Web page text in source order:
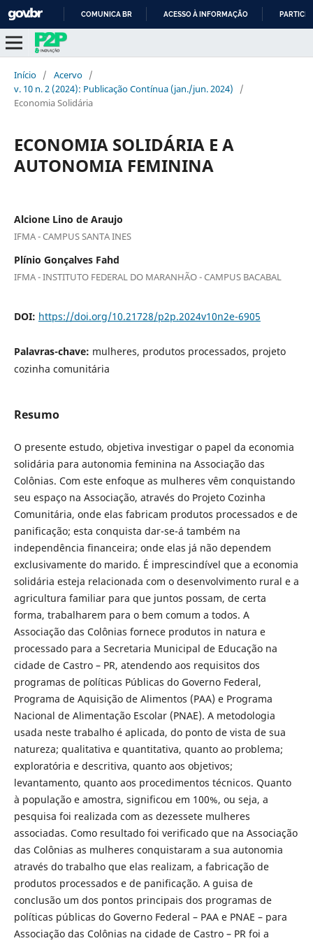
COMUNICA BR ACESSO À INFORMAÇÃO
Início / Acervo /
v. 10 n. 2 (2024): Publicação Contínua (jan./jun. 2024)
/
Economia Solidária
ECONOMIA SOLIDÁRIA E A
AUTONOMIA FEMININA
Alcione Lino de Araujo
IFMA - CAMPUS SANTA INES
Plínio Gonçalves Fahd
IFMA - INSTITUTO FEDERAL DO MARANHÃO - CAMPUS BACABAL
DOI: https://doi.org/10.21728/p2p.2024v10n2e-6905
Palavras-chave: mulheres, produtos processados, projeto
cozinha comunitária
Resumo
O presente estudo, objetiva investigar o papel da economia
solidária para autonomia feminina na Associação das
Colônias. Com este enfoque as mulheres vêm conquistando
seu espaço na Associação, através do Projeto Cozinha
Comunitária, onde elas fabricam produtos processados e de
panificação; esta conquista dar-se-á também na
independência financeira; onde elas já não dependem
exclusivamente do marido. É imprescindível que a economia
solidária esteja relacionada com o desenvolvimento rural e a
agricultura familiar para que juntos possam, de certa
forma, trabalharem para o bem comum a todos. A
Associação das Colônias fornece produtos in natura e
processado para a Secretaria Municipal de Educação na
cidade de Castro – PR, atendendo aos requisitos dos
programas de políticas Públicas do Governo Federal,
Programa de Aquisição de Alimentos (PAA) e Programa
Nacional de Alimentação Escolar (PNAE). A metodologia
usada neste trabalho é aplicada, do ponto de vista de sua
natureza; qualitativa e quantitativa, quanto ao problema;
exploratória e descritiva, quanto aos objetivos;
levantamento, quanto aos procedimentos técnicos. Quanto
à população e amostra, significou em 100%, ou seja, a
pesquisa foi realizada com as dezessete mulheres
associadas. Como resultado foi verificado que na Associação
das Colônias as mulheres conquistaram a sua autonomia
através do trabalho que elas realizam, a fabricação de
produtos processados e de panificação. A guisa de
conclusão um dos pontos principais dos programas de
políticas públicas do Governo Federal – PAA e PNAE – para
Associação das Colônias na cidade de Castro – PR foi a